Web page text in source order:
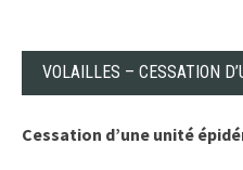
VOLAILLES – CESSATION
Cessation d’une unité